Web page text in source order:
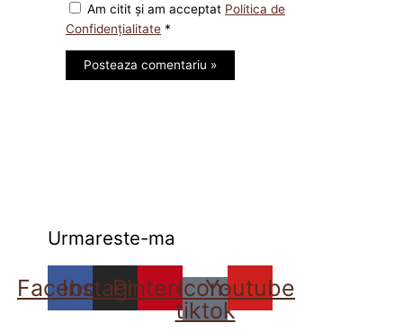
Am citit și am acceptat Politica de
Confidențialitate *
Urmareste-ma
Facebook
Instagram
Pinterest
Icon-
tiktok
Youtube